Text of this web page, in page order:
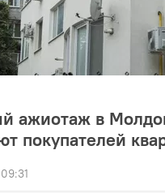
ажиотаж в
покупателей